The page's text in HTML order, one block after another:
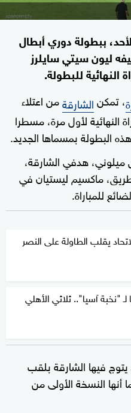
ببطولة دوري أبطال
ليون سيتي سايلرز
، تمكنالشارقةمن اعتلاء
النهائية لأول مرة، مسطرا
البطولة بمسماها الجديد.
هدفي الشارقة،
ماكسيم ليستيان في
للمباراة.
يقلب الطاولة على النصر
"نخبة آسيا".. ثلاثي الأهلي
فيها الشارقة بلقب
أنها النسخة الأولى من